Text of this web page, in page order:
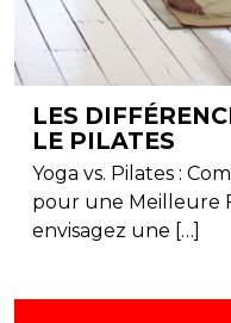
LES
LE PILATES
Yoga vs. Pilates :
pour une Meilleure
envisagez une […]